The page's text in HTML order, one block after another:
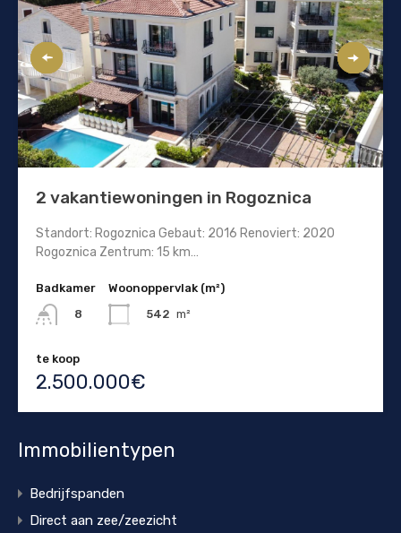
2 vakantiewoningen in Rogoznica
Standort: Rogoznica Gebaut: 2016 Renoviert: 2020
Rogoznica Zentrum: 15 km…
Badkamer
8
Woonoppervlak (m²)
542 m²
te koop
2.500.000€
Immobilientypen
Bedrijfspanden
Direct aan zee/zeezicht